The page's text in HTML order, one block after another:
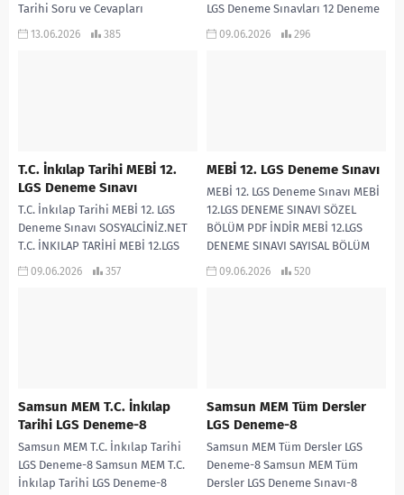
Tarihi Soru ve Cevapları
13.06.2026 385
LGS Deneme Sınavları 12 Deneme
2025-2026 eğitim öğretim yılında
09.06.2026 296
T.C. İnkılap Tarihi MEBİ 12.
LGS Deneme Sınavı
T.C. İnkılap Tarihi MEBİ 12. LGS
Deneme Sınavı SOSYALCİNİZ.NET
T.C. İNKILAP TARİHİ MEBİ 12.LGS
DENEME SINAVI CEVAP ANAHTARI 1
09.06.2026 357
MEBİ 12. LGS Deneme Sınavı
MEBİ 12. LGS Deneme Sınavı MEBİ
12.LGS DENEME SINAVI SÖZEL
BÖLÜM PDF İNDİR MEBİ 12.LGS
DENEME SINAVI SAYISAL BÖLÜM
PDF...
09.06.2026 520
Samsun MEM T.C. İnkılap
Tarihi LGS Deneme-8
Samsun MEM T.C. İnkılap Tarihi
LGS Deneme-8 Samsun MEM T.C.
İnkılap Tarihi LGS Deneme-8
Samsun MEM Tüm Dersler
LGS Deneme-8
Samsun MEM Tüm Dersler LGS
Deneme-8 Samsun MEM Tüm
Dersler LGS Deneme Sınavı-8